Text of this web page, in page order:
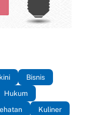
Bisnis
Hukum
Kuliner